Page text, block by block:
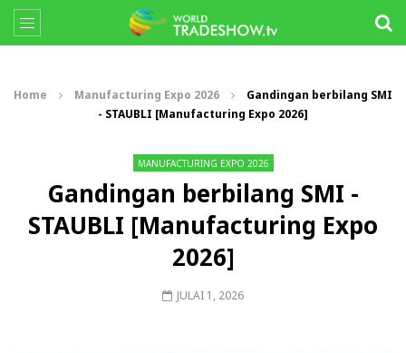
Home Manufacturing Expo 2026
Gandingan berbilang SMI
- STAUBLI [Manufacturing Expo 2026]
MANUFACTURING EXPO 2026
Gandingan berbilang SMI -
STAUBLI [Manufacturing Expo
2026]
JULAI 1, 2026